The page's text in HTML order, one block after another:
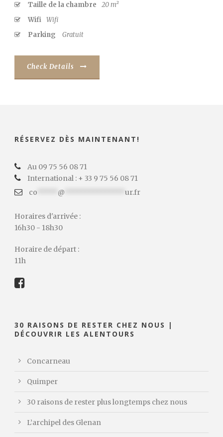
Taille de la chambre
20 m²
Wifi Wifi
Parking
Gratuit
Check Details
RÉSERVEZ DÈS MAINTENANT!
Au 09 75 56 08 71
International : + 33 9 75 56 08 71
co
@ ur.fr
Horaires d'arrivée :
16h30 - 18h30
Horaire de départ :
11h
30 RAISONS DE RESTER CHEZ NOUS |
DÉCOUVRIR LES ALENTOURS
Concarneau
Quimper
30 raisons de rester plus longtemps chez nous
L’archipel des Glenan